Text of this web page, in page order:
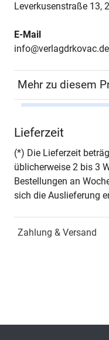
Leverkusenstraße 13,
E-Mail
info@verlagdrkovac.de
Mehr zu diesem
Lieferzeit
(*) Die Lieferzeit
üblicherweise 2 bis 3
Bestellungen an
sich die Auslieferung
Zahlung & Versand